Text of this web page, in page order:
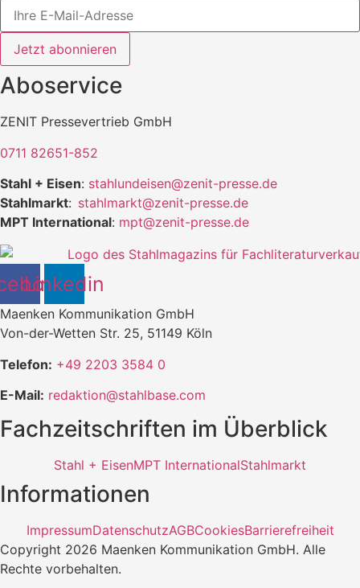
Jetzt abonnieren
Aboservice
ZENIT Pressevertrieb GmbH
0711 82651-852
Stahl + Eisen: stahlundeisen@zenit-presse.de
Stahlmarkt: stahlmarkt@zenit-presse.de
MPT International: mpt@zenit-presse.de
Linkedin
Maenken Kommunikation GmbH
Von-der-Wetten Str. 25, 51149 Köln
Telefon: +49 2203 3584 0
E-Mail: redaktion@stahlbase.com
Fachzeitschriften im Überblick
Stahl + EisenMPT InternationalStahlmarkt
Informationen
ImpressumDatenschutzAGBCookiesBarrierefreiheit
Copyright 2026 Maenken Kommunikation GmbH. Alle
Rechte vorbehalten.